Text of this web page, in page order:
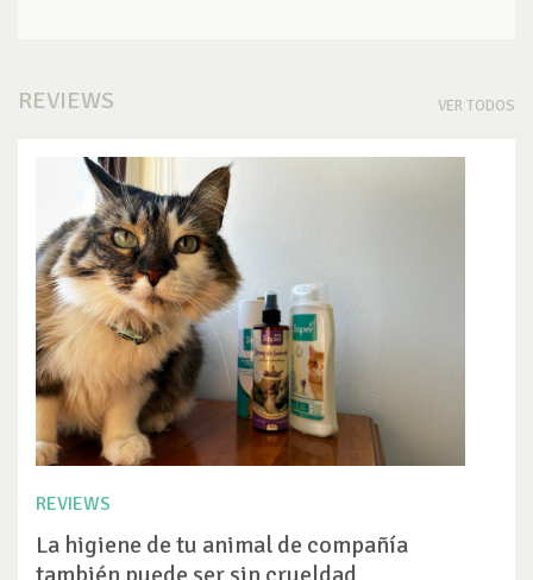
REVIEWS VER TODOS
REVIEWS
La higiene de tu animal de compañía